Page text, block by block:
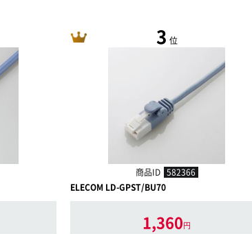
3 位
商品ID 582366
ELECOM LD-GPST/BU70
1,360円